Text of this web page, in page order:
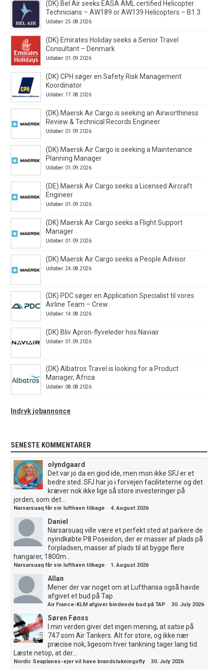
(DK) Bel Air seeks EASA AML certified Helicopter
Technicians – AW189 or AW139 Helicopters – B1.3
Udløber: 25.08.2026
(DK) Emirates Holiday seeks a Senior Travel
Consultant – Denmark
Udløber: 01.09.2026
(DK) CPH søger en Safety Risk Management
Koordinator
Udløber: 17.08.2026
(DK) Maersk Air Cargo is seeking an Airworthiness
Review & Technical Records Engineer
Udløber: 01.09.2026
(DK) Maersk Air Cargo is seeking a Maintenance
Planning Manager
Udløber: 01.09.2026
(DE) Maersk Air Cargo seeks a Licensed Aircraft
Engineer
Udløber: 01.09.2026
(DK) Maersk Air Cargo seeks a Flight Support
Manager
Udløber: 01.09.2026
(DK) Maersk Air Cargo seeks a People Advisor
Udløber: 24.08.2026
(DK) PDC søger en Application Specialist til vores
Airline Team – Crew
Udløber: 14.08.2026
(DK) Bliv Apron-flyveleder hos Naviair
Udløber: 01.09.2026
(DK) Albatros Travel is looking for a Product
Manager, Africa
Udløber: 08.08.2026
Indryk jobannonce
SENESTE KOMMENTARER
olyndgaard
Det var jo da en giod ide, men mon ikke SFJ er et
bedre sted..SFJ har jo i forvejen faciliteterne og det
kræver nok ikke lige så store investeringer på
jorden, som det...
Narsarsuaq får sin lufthavn tilbage ·4. August 2026
Daniel
Narsarsuaq ville være et perfekt sted at parkere de
nyindkøbte P8 Poseidon, der er masser af plads på
forpladsen, masser af plads til at bygge flere
hangarer, 1800m...
Narsarsuaq får sin lufthavn tilbage · 1. August 2026
Allan
Mener der var noget om at Lufthansa også havde
afgivet et bud på Tap
Air France-KLM afgiver bindende bud på TAP ·30. July 2026
Søren Fønss
I min verden giver det ingen mening, at satse på
747 som Air Tankers. Alt for store, og ikke nær
præcise nok, ligesom hver tankning tager lang tid.
Læste netop, at der...
Nordic Seaplanes-ejer vil have brandslukningsfly ·30. July 2026